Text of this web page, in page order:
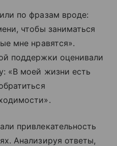
по фразам вроде:
чтобы заниматься
мне нравятся».
поддержки оценивали
«В моей жизни есть
привлекательность
Анализируя ответы,